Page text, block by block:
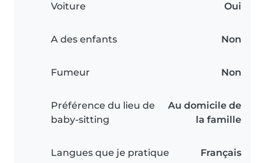
Voiture Oui
A des enfants Non
Fumeur Non
Préférence du lieu de
baby-sitting
Au domicile de
la famille
Langues que je pratique Français